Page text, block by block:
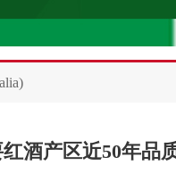
酒产区近50年品